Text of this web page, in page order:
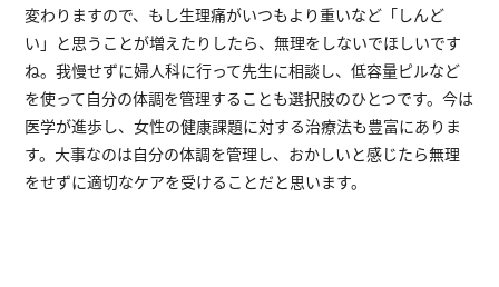
変わりますので、もし生理痛がいつもより重いなど「しんど
い」と思うことが増えたりしたら、無理をしないでほしいです
ね。我慢せずに婦人科に行って先生に相談し、低容量ピルなど
を使って自分の体調を管理することも選択肢のひとつです。今は
医学が進歩し、女性の健康課題に対する治療法も豊富にありま
す。大事なのは自分の体調を管理し、おかしいと感じたら無理
をせずに適切なケアを受けることだと思います。